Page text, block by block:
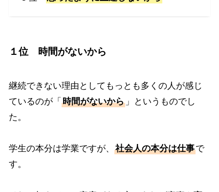
１位 時間がないから
継続できない理由としてもっとも多くの人が感じ
ているのが「 時間がないから」というものでし
た。
学生の本分は学業ですが、 社会人の本分は仕事で
す。